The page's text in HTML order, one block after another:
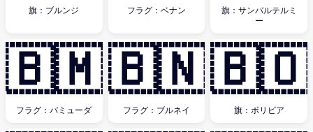
旗：ブルンジ フラグ：ベナン
旗：サンバルテルミ
ー
🇧🇲
フラグ：バミューダ
🇧🇳
フラグ：ブルネイ
🇧🇴
旗：ボリビア